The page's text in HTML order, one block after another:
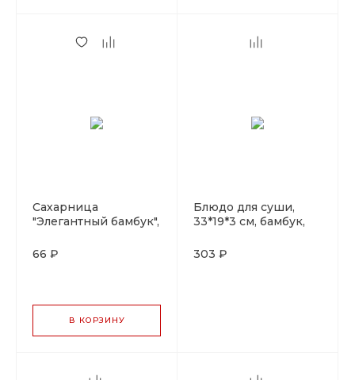
Сахарница
"Элегантный бамбук",
Cuisine
66 ₽
В КОРЗИНУ
Блюдо для суши,
33*19*3 см, бамбук,
303 ₽